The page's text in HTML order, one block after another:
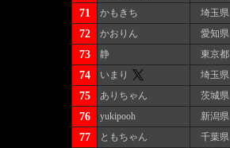
71 かもきち 埼玉県
72 かおりん 愛知県
73 静 東京都
74 いまり 埼玉県
75 ありちゃん 茨城県
76 yukipooh 新潟県
77 ともちゃん 千葉県